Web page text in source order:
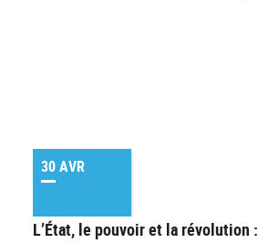
30 AVR
L’État, le pouvoir et la révolution